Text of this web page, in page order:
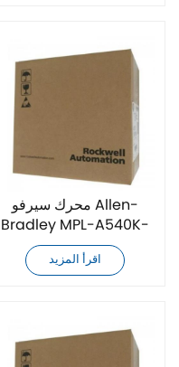
محرك سيرفو Allen-
Bradley MPL-A540K-
SJ72AA جديد تمامًا
اقرأ المزيد